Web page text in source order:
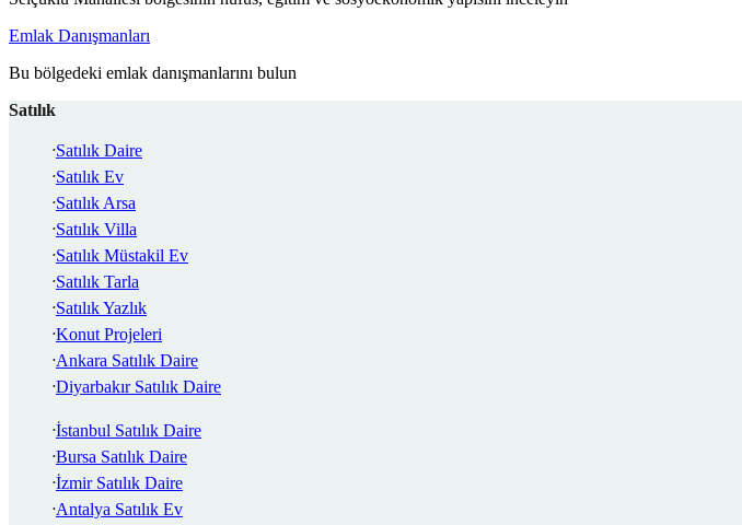
Emlak Danışmanları
Bu bölgedeki emlak danışmanlarını bulun
Satılık
Satılık Daire
Satılık Ev
Satılık Arsa
Satılık Villa
Satılık Müstakil Ev
Satılık Tarla
Satılık Yazlık
Konut Projeleri
Ankara Satılık Daire
Diyarbakır Satılık Daire
İstanbul Satılık Daire
Bursa Satılık Daire
İzmir Satılık Daire
Antalya Satılık Ev